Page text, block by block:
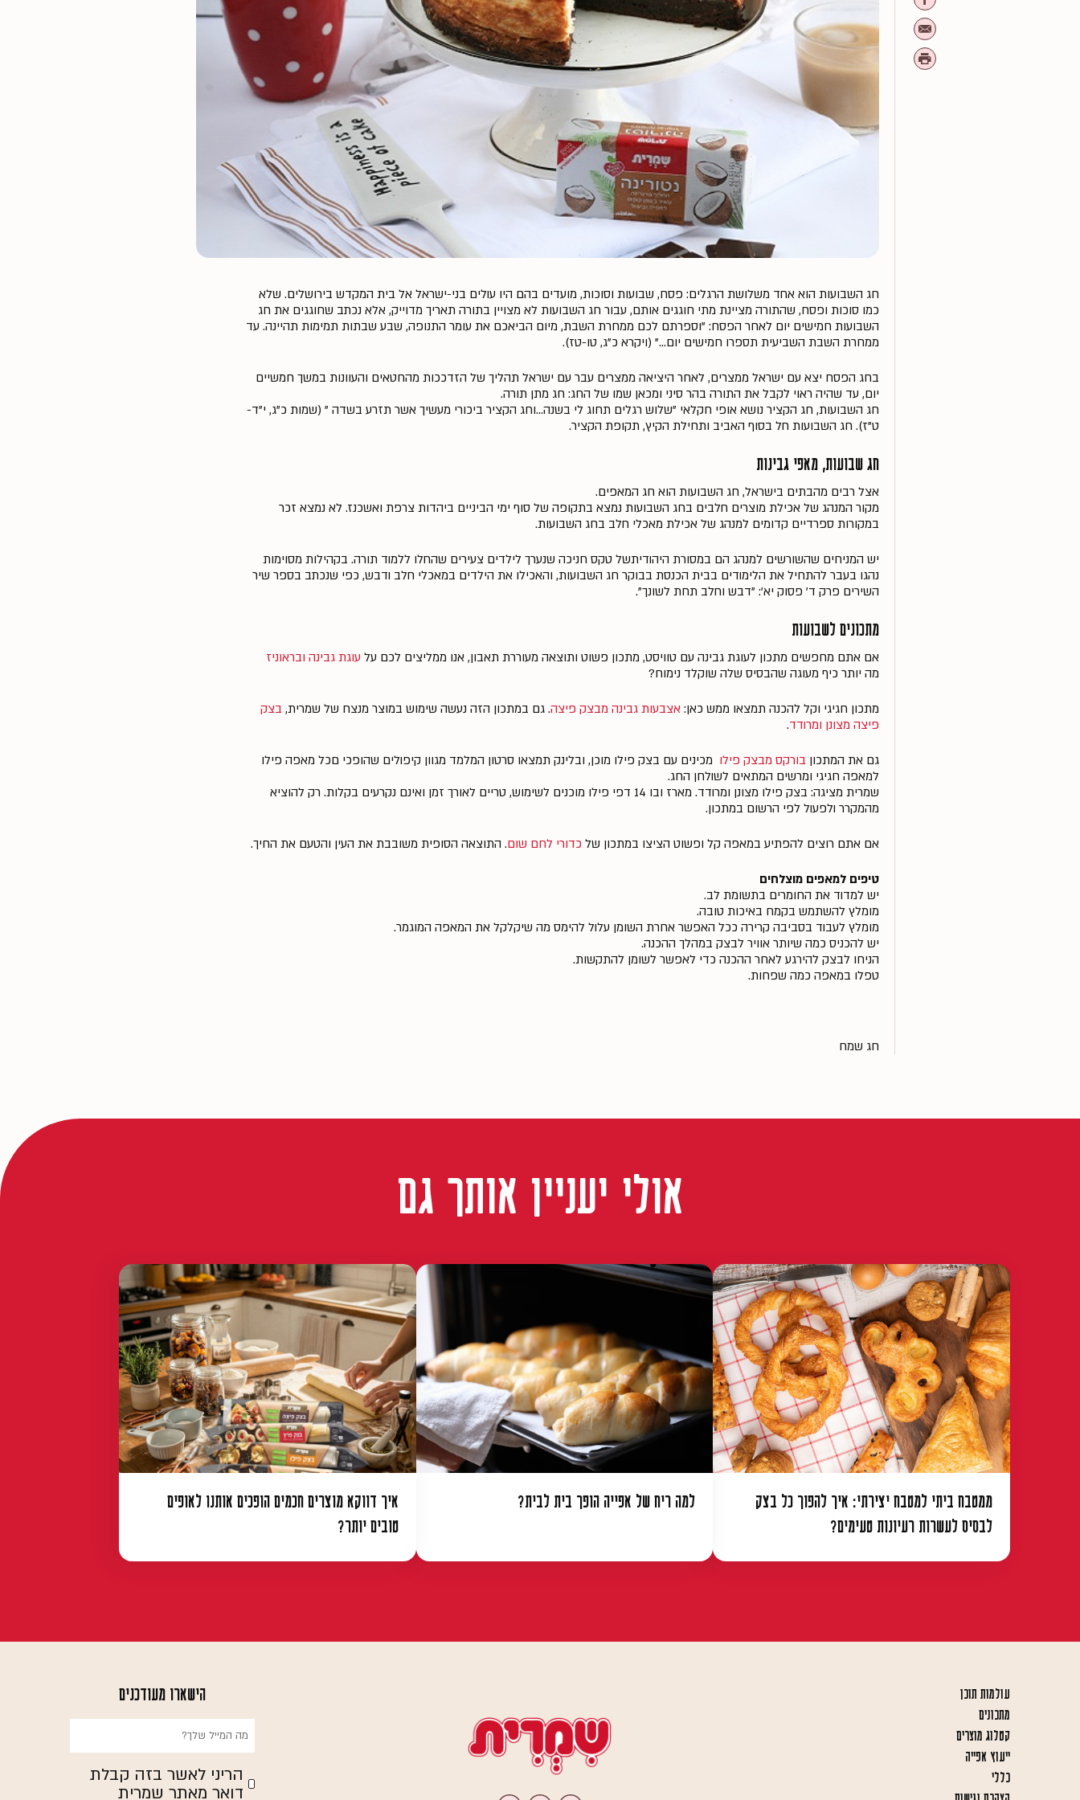
חג השבועות הוא אחד משלושת הרגלים: פסח, שבועות וסוכות, מועדים בהם היו עולים בני-ישראל אל בית המקדש בירושלים. שלא
כמו סוכות ופסח, שהתורה מציינת מתי חוגגים אותם, עבור חג השבועות לא מצויין בתורה תאריך מדוייק, אלא נכתב שחוגגים את חג
השבועות חמישים יום לאחר הפסח: "וספרתם לכם ממחרת השבת, מיום הביאכם את עומר התנופה, שבע שבתות תמימות תהיינה. עד
ממחרת השבת השביעית תספרו חמישים יום…" (ויקרא כ"ג, טו-טז).
בחג הפסח יצא עם ישראל ממצרים, לאחר היציאה ממצרים עבר עם ישראל תהליך של הזדככות מהחטאים והעוונות במשך חמשיים
יום, עד שהיה ראוי לקבל את התורה בהר סיני ומכאן שמו של החג: חג מתן תורה.
חג השבועות, חג הקציר נושא אופי חקלאי "שלוש רגלים תחוג לי בשנה…וחג הקציר ביכורי מעשיך אשר תזרע בשדה " (שמות כ"ג, י"ד-
ט"ז). חג השבועות חל בסוף האביב ותחילת הקיץ, תקופת הקציר.
חג שבועות, מאפי גבינות
אצל רבים מהבתים בישראל, חג השבועות הוא חג המאפים.
מקור המנהג של אכילת מוצרים חלבים בחג השבועות נמצא בתקופה של סוף ימי הביניים ביהדות צרפת ואשכנז. לא נמצא זכר
במקורות ספרדיים קדומים למנהג של אכילת מאכלי חלב בחג השבועות.
יש המניחים שהשורשים למנהג הם במסורת היהודיתשל טקס חניכה שנערך לילדים צעירים שהחלו ללמוד תורה. בקהילות מסוימות
נהגו בעבר להתחיל את הלימודים בבית הכנסת בבוקר חג השבועות, והאכילו את הילדים במאכלי חלב ודבש, כפי שנכתב בספר שיר
השירים פרק ד' פסוק יא': "דבש וחלב תחת לשונך".
מתכונים לשבועות
אם אתם מחפשים מתכון לעוגת גבינה עם טוויסט, מתכון פשוט ותוצאה מעוררת תאבון, אנו ממליצים לכם על עוגת גבינה ובראוניז
מה יותר כיף מעוגה שהבסיס שלה שוקלד נימוח?
מתכון חגיגי וקל להכנה תמצאו ממש כאן: אצבעות גבינה מבצק פיצה. גם במתכון הזה נעשה שימוש במוצר מנצח של שמרית, בצק
פיצה מצונן ומרודד.
גם את המתכון בורקס מבצק פילו מכינים עם בצק פילו מוכן, ובלינק תמצאו סרטון המלמד מגוון קיפולים שהופכי םכל מאפה פילו
למאפה חגיגי ומרשים המתאים לשולחן החג.
שמרית מציגה: בצק פילו מצונן ומרודד. מארז ובו 14 דפי פילו מוכנים לשימוש, טריים לאורך זמן ואינם נקרעים בקלות. רק להוציא
מהמקרר ולפעול לפי הרשום במתכון.
אם אתם רוצים להפתיע במאפה קל ופשוט הציצו במתכון של כדורי לחם שום. התוצאה הסופית משובבת את העין והטעם את החיך.
טיפים למאפים מוצלחים
יש למדוד את החומרים בתשומת לב.
מומלץ להשתמש בקמח באיכות טובה.
מומלץ לעבוד בסביבה קרירה ככל האפשר אחרת השומן עלול להימס מה שיקלקל את המאפה המוגמר.
יש להכניס כמה שיותר אוויר לבצק במהלך ההכנה.
הניחו לבצק להירגע לאחר ההכנה כדי לאפשר לשומן להתקשות.
טפלו במאפה כמה שפחות.
חג שמח
אולי יעניין אותך גם
ממטבח ביתי למטבח יצירתי: איך להפוך כל בצק
לבסיס לעשרות רעיונות טעימים?
למה ריח של אפייה הופך בית לבית?
איך דווקא מוצרים חכמים הופכים אותנו לאופים
טובים יותר?
עולמות תוכן
מתכונים
קטלוג מוצרים
ייעוץ אפייה
כללי
הישארו מעודכנים
הריני לאשר בזה קבלת
דואר מאתר שמרית